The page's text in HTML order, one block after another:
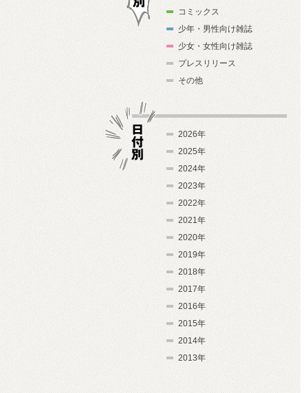
コミックス
少年・男性向け雑誌
少女・女性向け雑誌
プレスリリース
その他
2026年
2025年
2024年
2023年
2022年
2021年
2020年
2019年
2018年
2017年
2016年
2015年
2014年
2013年